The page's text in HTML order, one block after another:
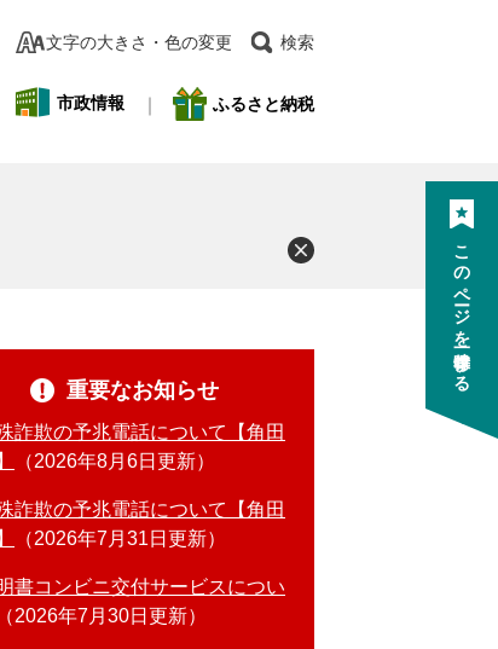
文字の大きさ・色の変更 検索
市政情報 ふるさと納税
重要なお知らせ
詐欺の予兆電話について【角田
2026年8月6日更新
詐欺の予兆電話について【角田
2026年7月31日更新
書コンビニ交付サービスについ
2026年7月30日更新
このページを一時保存する